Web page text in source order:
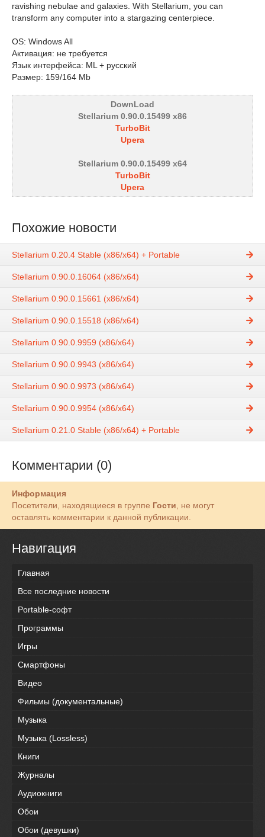
ravishing nebulae and galaxies. With Stellarium, you can
transform any computer into a stargazing centerpiece.
OS: Windows All
Активация: не требуется
Язык интерфейса: ML + русский
Размер: 159/164 Mb
DownLoad
Stellarium 0.90.0.15499 x86
TurboBit
Upera
Stellarium 0.90.0.15499 x64
TurboBit
Upera
Похожие новости
Stellarium 0.20.4 Stable (x86/x64) + Portable
Stellarium 0.90.0.16064 (x86/x64)
Stellarium 0.90.0.15661 (x86/x64)
Stellarium 0.90.0.15518 (x86/x64)
Stellarium 0.90.0.9959 (x86/x64)
Stellarium 0.90.0.9943 (x86/x64)
Stellarium 0.90.0.9973 (x86/x64)
Stellarium 0.90.0.9954 (x86/x64)
Stellarium 0.21.0 Stable (x86/x64) + Portable
Комментарии (0)
Информация
Посетители, находящиеся в группе Гости , не могут
оставлять комментарии к данной публикации.
Навигация
Главная
Все последние новости
Portable-софт
Программы
Игры
Смартфоны
Видео
Фильмы (документальные)
Музыка
Музыка (Lossless)
Книги
Журналы
Аудиокниги
Обои
Обои (девушки)